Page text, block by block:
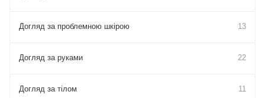
Догляд за проблемною шкірою 13
Догляд за руками 22
Догляд за тілом 11